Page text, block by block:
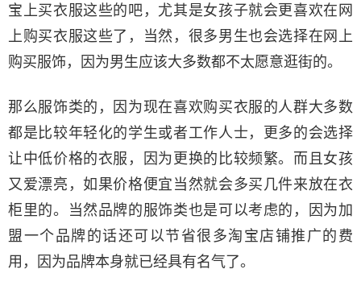
宝上买衣服这些的吧，尤其是女孩子就会更喜欢在网
上购买衣服这些了，当然，很多男生也会选择在网上
购买服饰，因为男生应该大多数都不太愿意逛街的。
那么服饰类的，因为现在喜欢购买衣服的人群大多数
都是比较年轻化的学生或者工作人士，更多的会选择
让中低价格的衣服，因为更换的比较频繁。而且女孩
又爱漂亮，如果价格便宜当然就会多买几件来放在衣
柜里的。当然品牌的服饰类也是可以考虑的，因为加
盟一个品牌的话还可以节省很多淘宝店铺推广的费
用，因为品牌本身就已经具有名气了。